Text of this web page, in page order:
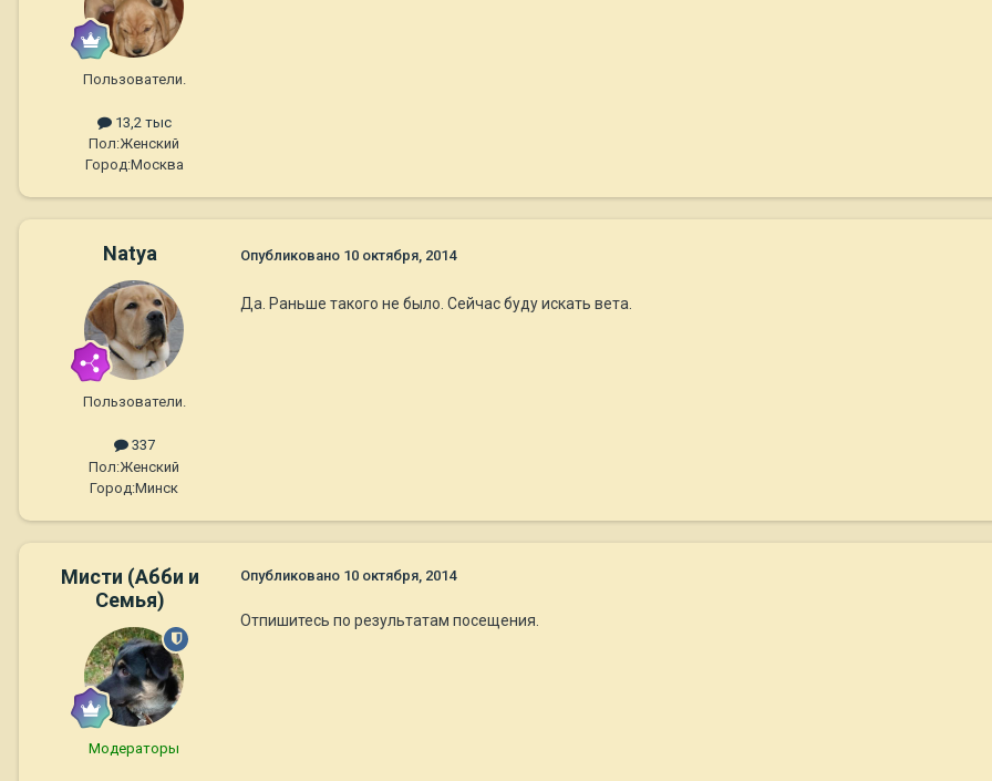
Пользователи.
13,2 тыс
Пол:Женский
Город:Москва
Natya
Пользователи.
337
Пол:Женский
Город:Минск
Опубликовано 10 октября, 2014
Да. Раньше такого не было. Сейчас буду искать вета.
Мисти (Абби и
Семья)
Модераторы
Опубликовано 10 октября, 2014
Отпишитесь по результатам посещения.